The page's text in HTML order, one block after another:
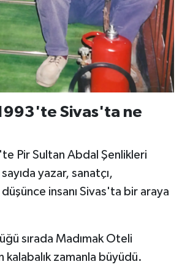
Sivas'ta ne
Pir Sultan Abdal Şenlikleri
yazar, sanatçı,
insanı Sivas'ta bir araya
sırada Madımak Oteli
zamanla büyüdü.